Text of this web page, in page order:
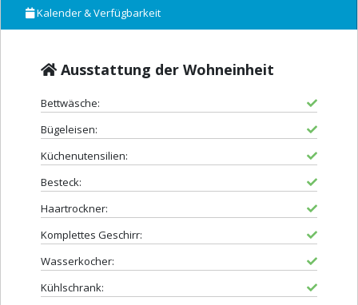
Kalender & Verfügbarkeit
Ausstattung der Wohneinheit
Bettwäsche:
Bügeleisen:
Küchenutensilien:
Besteck:
Haartrockner:
Komplettes Geschirr:
Wasserkocher:
Kühlschrank: